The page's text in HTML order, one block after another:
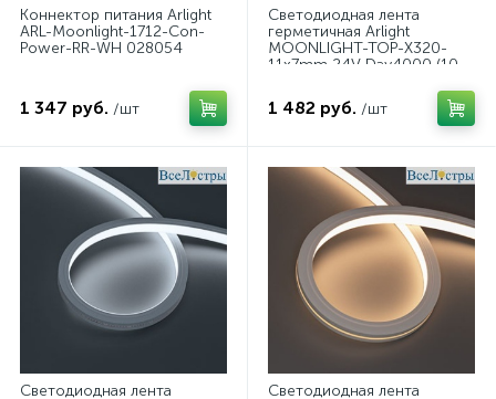
Коннектор питания Arlight
ARL-Moonlight-1712-Con-
Power-RR-WH 028054
1 347 руб. /шт
Светодиодная лента
герметичная Arlight
MOONLIGHT-TOP-X320-
11x7mm 24V Day4000 (10
x1) (Образец) 055531
1 482 руб. /шт
Светодиодная лента
Светодиодная лента